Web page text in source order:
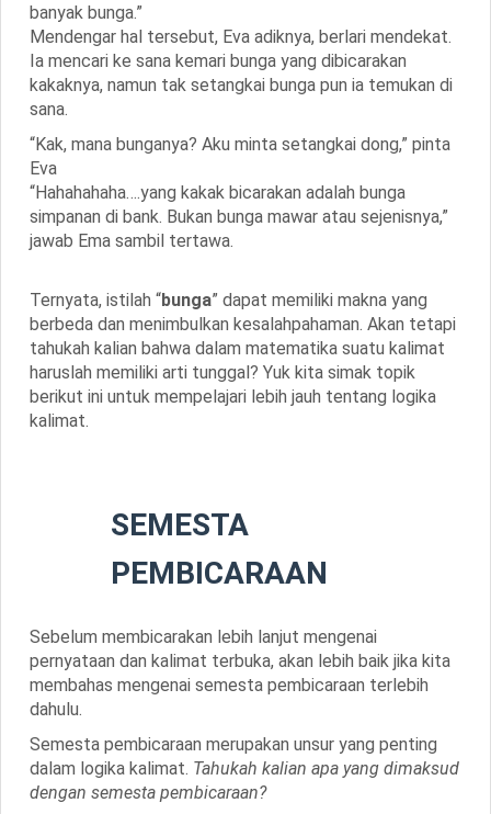
banyak bunga.”
Mendengar hal tersebut, Eva adiknya, berlari mendekat.
Ia mencari ke sana kemari bunga yang dibicarakan
kakaknya, namun tak setangkai bunga pun ia temukan di
sana.
“Kak, mana bunganya? Aku minta setangkai dong,” pinta
Eva
“Hahahahaha….yang kakak bicarakan adalah bunga
simpanan di bank. Bukan bunga mawar atau sejenisnya,”
jawab Ema sambil tertawa.
Ternyata, istilah “bunga” dapat memiliki makna yang
berbeda dan menimbulkan kesalahpahaman. Akan tetapi
tahukah kalian bahwa dalam matematika suatu kalimat
haruslah memiliki arti tunggal? Yuk kita simak topik
berikut ini untuk mempelajari lebih jauh tentang logika
kalimat.
SEMESTA
PEMBICARAAN
Sebelum membicarakan lebih lanjut mengenai
pernyataan dan kalimat terbuka, akan lebih baik jika kita
membahas mengenai semesta pembicaraan terlebih
dahulu.
Semesta pembicaraan merupakan unsur yang penting
dalam logika kalimat. Tahukah kalian apa yang dimaksud
dengan semesta pembicaraan?